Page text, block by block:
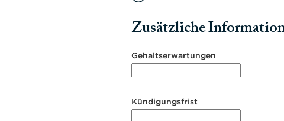
Zusätzliche
Gehaltserwartungen
Kündigungsfrist